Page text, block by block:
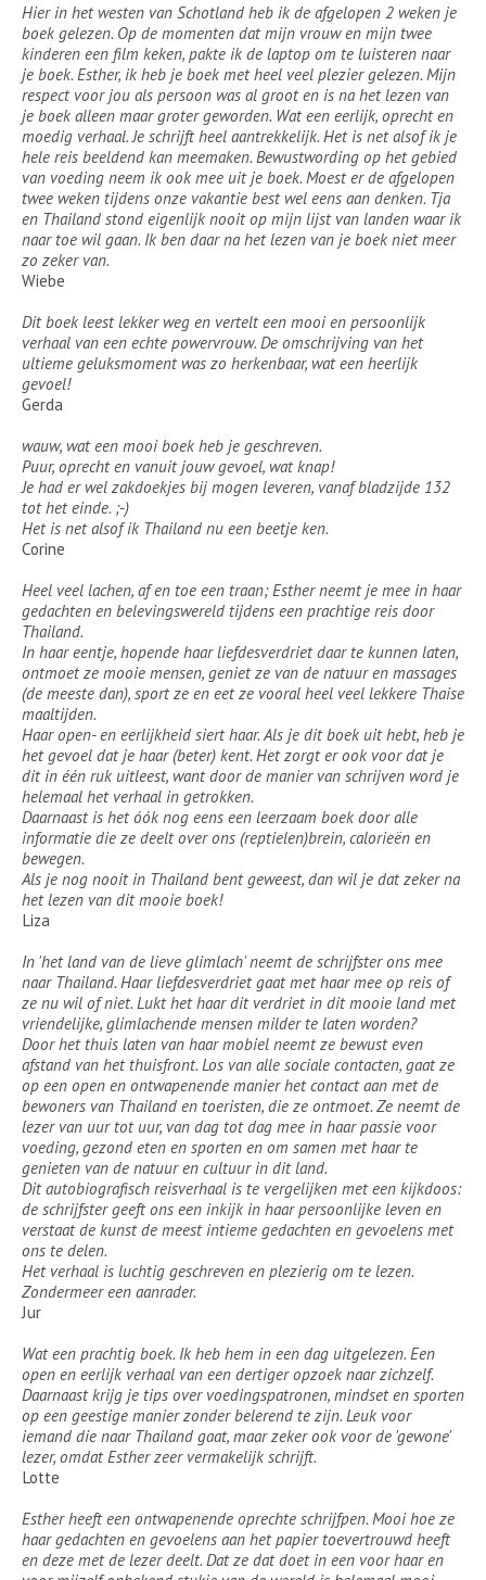
Hier in het westen van Schotland heb ik de afgelopen 2 weken je
boek gelezen. Op de momenten dat mijn vrouw en mijn twee
kinderen een film keken, pakte ik de laptop om te luisteren naar
je boek. Esther, ik heb je boek met heel veel plezier gelezen. Mijn
respect voor jou als persoon was al groot en is na het lezen van
je boek alleen maar groter geworden. Wat een eerlijk, oprecht en
moedig verhaal. Je schrijft heel aantrekkelijk. Het is net alsof ik je
hele reis beeldend kan meemaken. Bewustwording op het gebied
van voeding neem ik ook mee uit je boek. Moest er de afgelopen
twee weken tijdens onze vakantie best wel eens aan denken. Tja
en Thailand stond eigenlijk nooit op mijn lijst van landen waar ik
naar toe wil gaan. Ik ben daar na het lezen van je boek niet meer
zo zeker van.
Wiebe
Dit boek leest lekker weg en vertelt een mooi en persoonlijk
verhaal van een echte powervrouw. De omschrijving van het
ultieme geluksmoment was zo herkenbaar, wat een heerlijk
gevoel!
Gerda
wauw, wat een mooi boek heb je geschreven.
Puur, oprecht en vanuit jouw gevoel, wat knap!
Je had er wel zakdoekjes bij mogen leveren, vanaf bladzijde 132
tot het einde. ;-)
Het is net alsof ik Thailand nu een beetje ken.
Corine
Heel veel lachen, af en toe een traan; Esther neemt je mee in haar
gedachten en belevingswereld tijdens een prachtige reis door
Thailand.
In haar eentje, hopende haar liefdesverdriet daar te kunnen laten,
ontmoet ze mooie mensen, geniet ze van de natuur en massages
(de meeste dan), sport ze en eet ze vooral heel veel lekkere Thaise
maaltijden.
Haar open- en eerlijkheid siert haar. Als je dit boek uit hebt, heb je
het gevoel dat je haar (beter) kent. Het zorgt er ook voor dat je
dit in één ruk uitleest, want door de manier van schrijven word je
helemaal het verhaal in getrokken.
Daarnaast is het óók nog eens een leerzaam boek door alle
informatie die ze deelt over ons (reptielen)brein, calorieën en
bewegen.
Als je nog nooit in Thailand bent geweest, dan wil je dat zeker na
het lezen van dit mooie boek!
Liza
In 'het land van de lieve glimlach' neemt de schrijfster ons mee
naar Thailand. Haar liefdesverdriet gaat met haar mee op reis of
ze nu wil of niet. Lukt het haar dit verdriet in dit mooie land met
vriendelijke, glimlachende mensen milder te laten worden?
Door het thuis laten van haar mobiel neemt ze bewust even
afstand van het thuisfront. Los van alle sociale contacten, gaat ze
op een open en ontwapenende manier het contact aan met de
bewoners van Thailand en toeristen, die ze ontmoet. Ze neemt de
lezer van uur tot uur, van dag tot dag mee in haar passie voor
voeding, gezond eten en sporten en om samen met haar te
genieten van de natuur en cultuur in dit land.
Dit autobiografisch reisverhaal is te vergelijken met een kijkdoos:
de schrijfster geeft ons een inkijk in haar persoonlijke leven en
verstaat de kunst de meest intieme gedachten en gevoelens met
ons te delen.
Het verhaal is luchtig geschreven en plezierig om te lezen.
Zondermeer een aanrader.
Jur
Wat een prachtig boek. Ik heb hem in een dag uitgelezen. Een
open en eerlijk verhaal van een dertiger opzoek naar zichzelf.
Daarnaast krijg je tips over voedingspatronen, mindset en sporten
op een geestige manier zonder belerend te zijn. Leuk voor
iemand die naar Thailand gaat, maar zeker ook voor de 'gewone'
lezer, omdat Esther zeer vermakelijk schrijft.
Lotte
Esther heeft een ontwapenende oprechte schrijfpen. Mooi hoe ze
haar gedachten en gevoelens aan het papier toevertrouwd heeft
en deze met de lezer deelt. Dat ze dat doet in een voor haar en